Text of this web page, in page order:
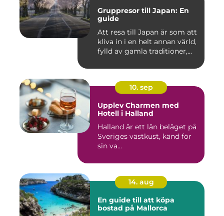
Gruppresor till Japan: En
guide
Att resa till Japan är som att
kliva in i en helt annan värld,
fylld av gamla traditioner,...
10. sep
Upplev Charmen med
Hotell i Halland
Halland är ett län beläget på
Sveriges västkust, känd för
sin va...
14. aug
En guide till att köpa
bostad på Mallorca